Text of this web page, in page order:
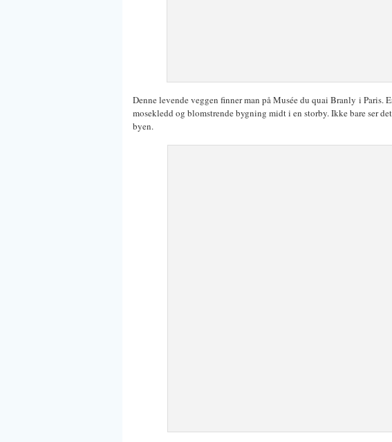
Denne levende veggen finner man på Musée du quai Branly i Paris.
mosekledd og blomstrende bygning midt i en storby. Ikke bare ser
byen.